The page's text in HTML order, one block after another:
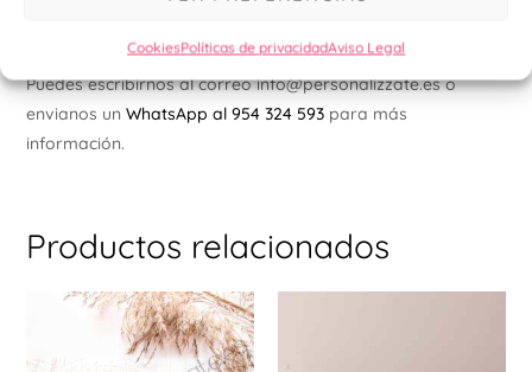
CookiesPolíticas de privacidadAviso Legal
el mismo estilo (mapa de llegada, tarjetas de
agradecimientos, seating plan, sello, menú, meseros…)
Puedes escribirnos al correo info@personalizzate.es o
envianos un WhatsApp al 954 324 593para más
información.
Productos relacionados